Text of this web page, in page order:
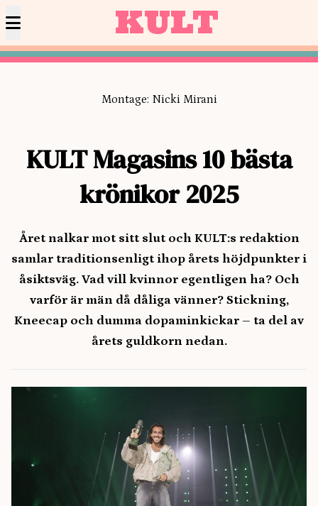
KULT
Montage: Nicki Mirani
KULT Magasins 10 bästa
krönikor 2025
Året nalkar mot sitt slut och KULT:s redaktion
samlar traditionsenligt ihop årets höjdpunkter i
åsiktsväg. Vad vill kvinnor egentligen ha? Och
varför är män då dåliga vänner? Stickning,
Kneecap och dumma dopaminkickar – ta del av
årets guldkorn nedan.